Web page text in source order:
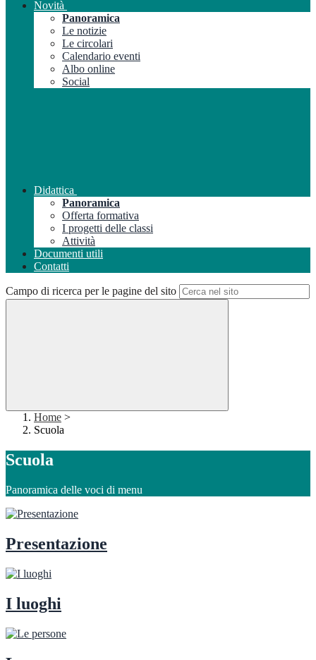
Novità
Panoramica
Le notizie
Le circolari
Calendario eventi
Albo online
Social
Didattica
Panoramica
Offerta formativa
I progetti delle classi
Attività
Documenti utili
Contatti
Campo di ricerca per le pagine del sito
Home >
Scuola
Scuola
Panoramica delle voci di menu
Presentazione
I luoghi